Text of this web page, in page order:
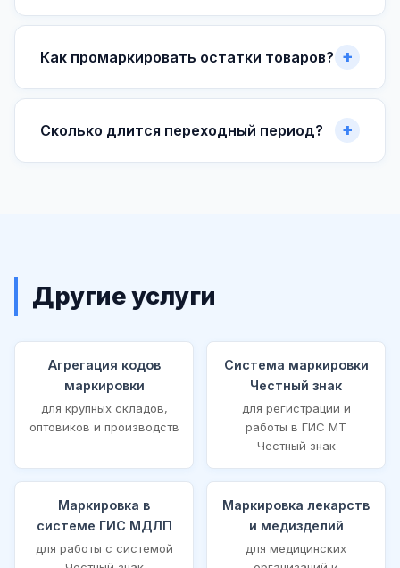
Как промаркировать остатки товаров?
Сколько длится переходный период?
Другие услуги
Агрегация кодов
маркировки
для крупных складов,
оптовиков и производств
Система маркировки
Честный знак
для регистрации и
работы в ГИС МТ
Честный знак
Маркировка в
системе ГИС МДЛП
для работы с системой
Маркировка лекарств
и медизделий
для медицинских